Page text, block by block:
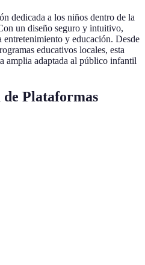
dedicada a los niños dentro de la
un diseño seguro y intuitivo,
y educación. Desde
educativos locales, esta
amplia adaptada al público infantil
Plataformas